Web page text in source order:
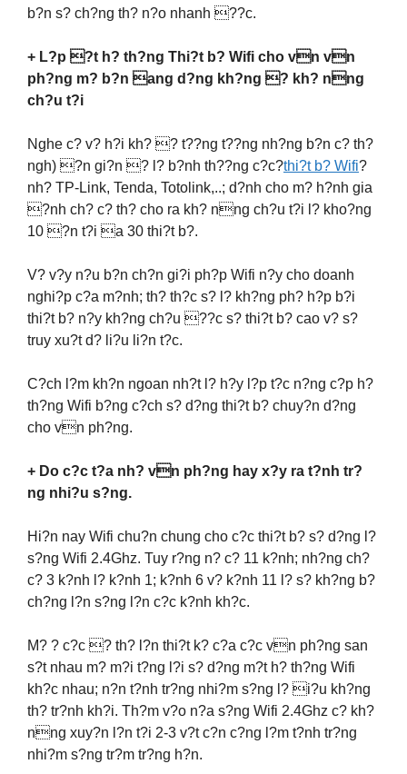
b?n s? ch?ng th? n?o nhanh ??c.
+ L?p ?t h? th?ng Thi?t b? Wifi cho vn vn
ph?ng m? b?n ang d?ng kh?ng ? kh? nng
ch?u t?i
Nghe c? v? h?i kh? ? t??ng t??ng nh?ng b?n c? th?
ngh) ?n gi?n ? l? b?nh th??ng c?c?thi?t b? Wifi?
nh? TP-Link, Tenda, Totolink,..; d?nh cho m? h?nh gia
?nh ch? c? th? cho ra kh? nng ch?u t?i l? kho?ng
10 ?n t?i a 30 thi?t b?.
V? v?y n?u b?n ch?n gi?i ph?p Wifi n?y cho doanh
nghi?p c?a m?nh; th? th?c s? l? kh?ng ph? h?p b?i
thi?t b? n?y kh?ng ch?u ??c s? thi?t b? cao v? s?
truy xu?t d? li?u li?n t?c.
C?ch l?m kh?n ngoan nh?t l? h?y l?p t?c n?ng c?p h?
th?ng Wifi b?ng c?ch s? d?ng thi?t b? chuy?n d?ng
cho vn ph?ng.
+ Do c?c t?a nh? vn ph?ng hay x?y ra t?nh tr?
ng nhi?u s?ng.
Hi?n nay Wifi chu?n chung cho c?c thi?t b? s? d?ng l?
s?ng Wifi 2.4Ghz. Tuy r?ng n? c? 11 k?nh; nh?ng ch?
c? 3 k?nh l? k?nh 1; k?nh 6 v? k?nh 11 l? s? kh?ng b?
ch?ng l?n s?ng l?n c?c k?nh kh?c.
M? ? c?c ? th? l?n thi?t k? c?a c?c vn ph?ng san
s?t nhau m? m?i t?ng l?i s? d?ng m?t h? th?ng Wifi
kh?c nhau; n?n t?nh tr?ng nhi?m s?ng l? i?u kh?ng
th? tr?nh kh?i. Th?m v?o n?a s?ng Wifi 2.4Ghz c? kh?
nng xuy?n l?n t?i 2-3 v?t c?n c?ng l?m t?nh tr?ng
nhi?m s?ng tr?m tr?ng h?n.